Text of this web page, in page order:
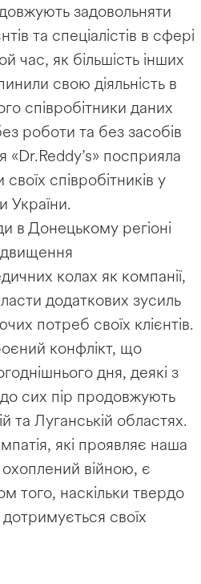
задовольняти
та спеціалістів в сфері
час, як більшість інших
свою діяльність в
співробітники даних
роботи та без засобів
«Dr.Reddy’s» посприяла
співробітників у
України.
в Донецькому регіоні
колах як компанії,
додаткових зусиль
потреб своїх клієнтів.
конфлікт, що
дня, деякі з
до сих пір продовжують
та Луганській областях.
які проявляє наша
війною, є
того, наскільки твердо
дотримується своїх